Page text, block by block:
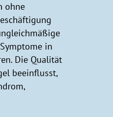
ohne
in
Die Qualität
beeinflusst,